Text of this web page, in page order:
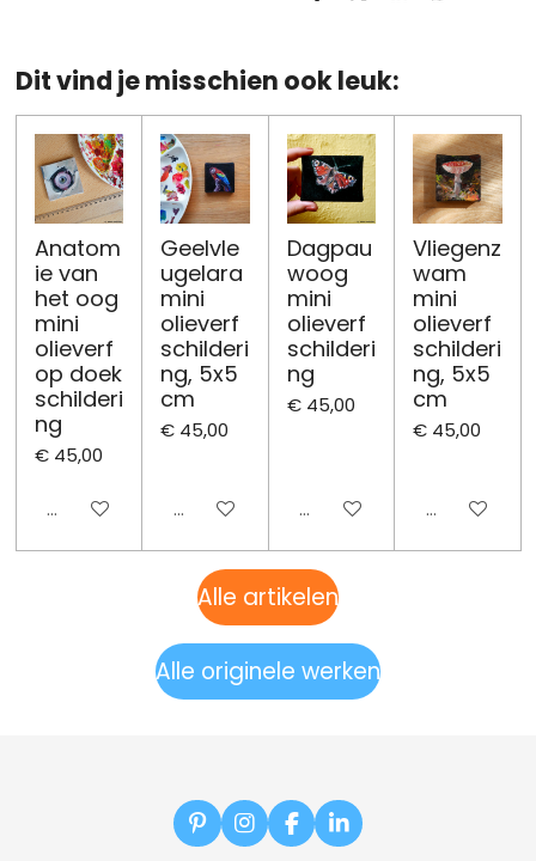
n e
Dit vind je misschien ook leuk:
Anatom
ie van
het oog
mini
olieverf
op doek
schilderi
ng
€ 45,00
Uitgeschakeld
Geelvle
ugelara
mini
olieverf
schilderi
ng, 5x5
cm
€ 45,00
Uitgeschakeld
Dagpau
woog
mini
olieverf
schilderi
ng
€ 45,00
Uitgeschakeld
Vliegenz
wam
mini
olieverf
schilderi
ng, 5x5
cm
€ 45,00
Alle artikelen
Alle originele werken
P
i
I
n
F
a
L
i